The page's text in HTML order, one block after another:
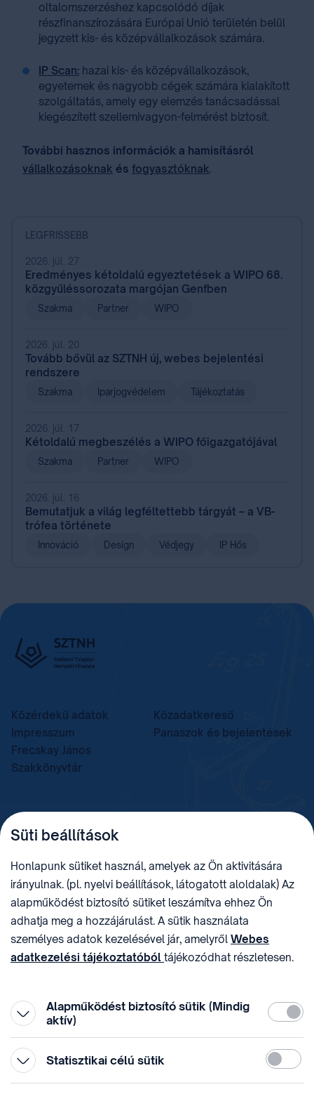
oltalomszerzéshez kapcsolódó díjak
részfinanszírozására Európai Unió területén belül
jegyzett kis- és középvállalkozások számára.
IP Scan: hazai kis- és középvállalkozások,
egyetemek és nagyobb cégek számára kialakított
szolgáltatás, amely egy elemzés tanácsadással
kiegészített szellemivagyon-felmérést biztosít.
További hasznos információk a hamisításról
vállalkozásoknak és fogyasztóknak.
LEGFRISSEBB
2026. júl. 27.
Eredményes kétoldalú egyeztetések a WIPO 68.
közgyűléssorozata margójan Genfben
Szakma Partner WIPO
2026. júl. 20.
Tovább bővül az SZTNH új, webes bejelentési
rendszere
Szakma Iparjogvédelem Tájékoztatás
2026. júl. 17.
Kétoldalú megbeszélés a WIPO főigazgatójával
Szakma Partner WIPO
2026. júl. 16.
Bemutatjuk a világ legféltettebb tárgyát – a VB-
trófea története
Innováció Design Védjegy IP Hős
Közérdekű adatok
Közadatkereső
Impresszum
Panaszok és bejelentések
Frecskay János
Szakkönyvtár
TELEFON
+36 (1) 312 4400
sztnh@hipo.gov.hu 15311746-2-42
CÍM
1081 Budapest II. János
Pál pápa tér 7.
HIVATAL RÖVID NEVE
SZTNHOPS, KRID:
174434905
KÖZÖSSÉGI MÉDIA
Süti beállítások
Honlapunk sütiket használ, amelyek az Ön aktivitására
irányulnak. (pl. nyelvi beállítások, látogatott aloldalak) Az
alapműködést biztosító sütiket leszámítva ehhez Ön
adhatja meg a hozzájárulást. A sütik használata
személyes adatok kezelésével jár, amelyről Webes
adatkezelési tájékoztatóból tájékozódhat részletesen.
Alapműködést biztosító sütik (Mindig
aktív)
Statisztikai célú sütik